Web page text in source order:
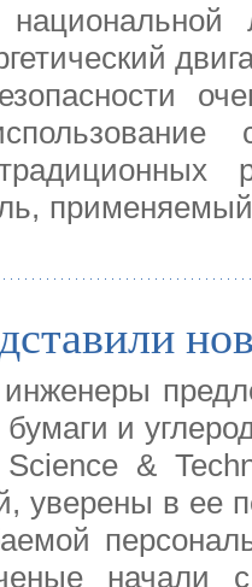
бумаги и
&
уверены в ее
начали